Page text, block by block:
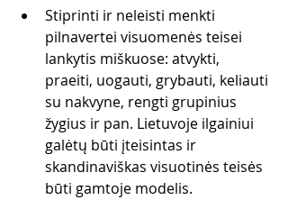
Stiprinti ir neleisti menkti
pilnavertei visuomenės teisei
lankytis miškuose: atvykti,
praeiti, uogauti, grybauti, keliauti
su nakvyne, rengti grupinius
žygius ir pan. Lietuvoje ilgainiui
galėtų būti įteisintas ir
skandinaviškas visuotinės teisės
būti gamtoje modelis.